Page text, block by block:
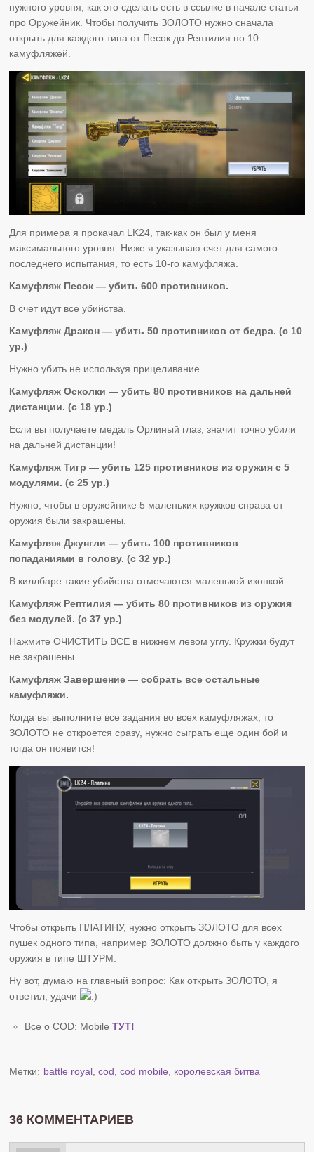
нужного уровня, как это сделать есть в ссылке в начале статьи
про Оружейник. Чтобы получить ЗОЛОТО нужно сначала
открыть для каждого типа от Песок до Рептилия по 10
камуфляжей.
Для примера я прокачал LK24, так-как он был у меня
максимального уровня. Ниже я указываю счет для самого
последнего испытания, то есть 10-го камуфляжа.
Камуфляж Песок — убить 600 противников.
В счет идут все убийства.
Камуфляж Дракон — убить 50 противников от бедра. (с 10
ур.)
Нужно убить не используя прицеливание.
Камуфляж Осколки — убить 80 противников на дальней
дистанции. (с 18 ур.)
Если вы получаете медаль Орлиный глаз, значит точно убили
на дальней дистанции!
Камуфляж Тигр — убить 125 противников из оружия с 5
модулями. (с 25 ур.)
Нужно, чтобы в оружейнике 5 маленьких кружков справа от
оружия были закрашены.
Камуфляж Джунгли — убить 100 противников
попаданиями в голову. (с 32 ур.)
В киллбаре такие убийства отмечаются маленькой иконкой.
Камуфляж Рептилия — убить 80 противников из оружия
без модулей. (с 37 ур.)
Нажмите ОЧИСТИТЬ ВСЕ в нижнем левом углу. Кружки будут
не закрашены.
Камуфляж Завершение — собрать все остальные
камуфляжи.
Когда вы выполните все задания во всех камуфляжах, то
ЗОЛОТО не откроется сразу, нужно сыграть еще один бой и
тогда он появится!
Чтобы открыть ПЛАТИНУ, нужно открыть ЗОЛОТО для всех
пушек одного типа, например ЗОЛОТО должно быть у каждого
оружия в типе ШТУРМ.
Ну вот, думаю на главный вопрос: Как открыть ЗОЛОТО, я
ответил, удачи
Все о COD: MobileТУТ!
Метки: battle royal ,cod ,cod mobile королевская битва
36 КОММЕНТАРИЕВ